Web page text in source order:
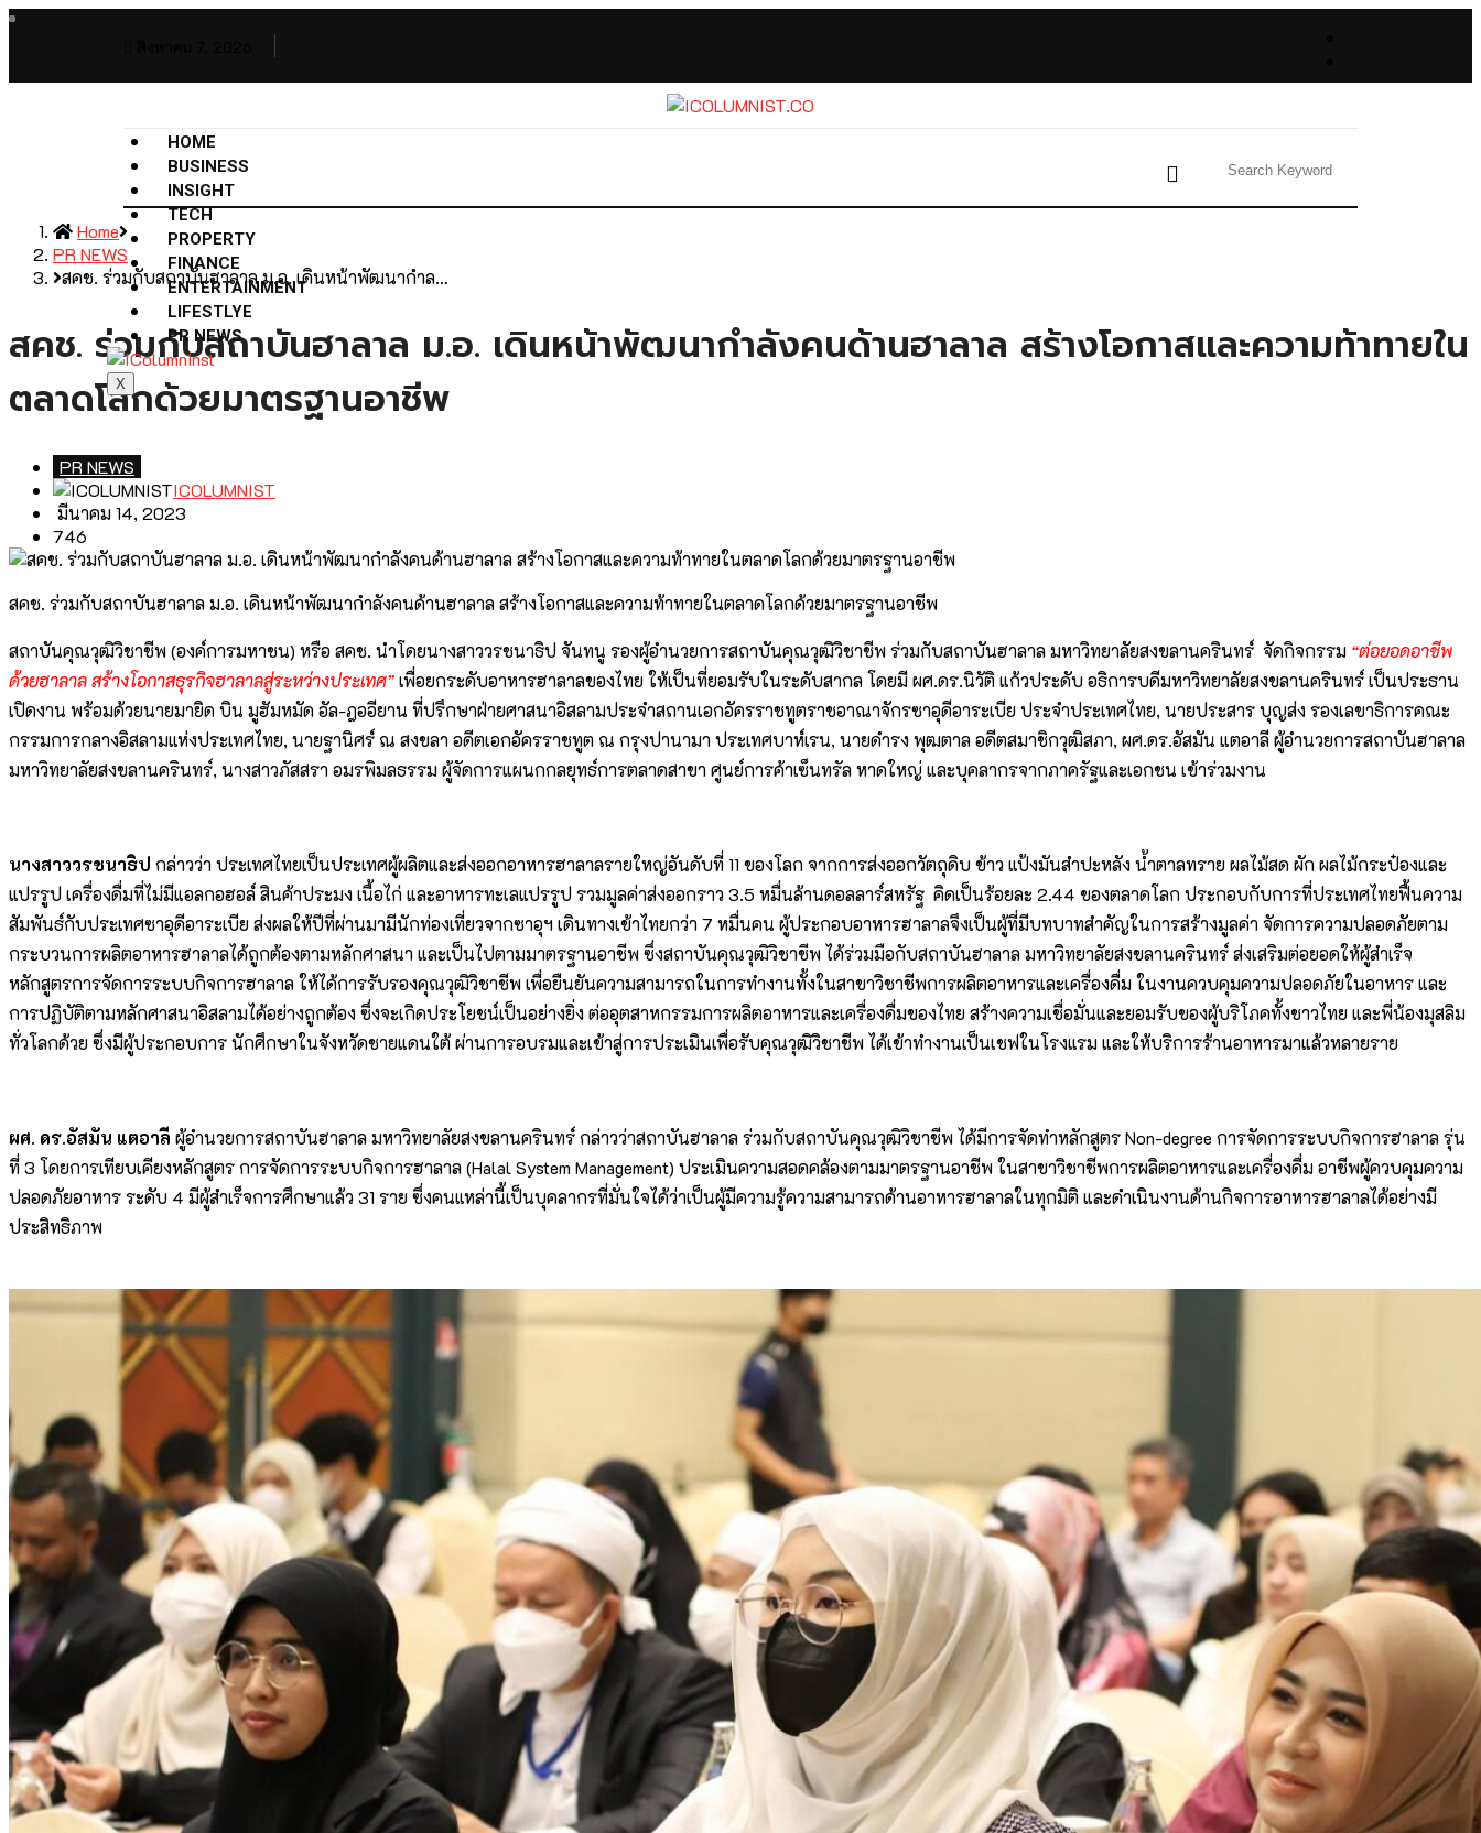
HOME
BUSINESS
INSIGHT
TECH
PROPERTY
FINANCE
ENTERTAINMENT
LIFESTLYE
PR NEWS
X
Home
PR NEWS
สคช. ร่วมกับสถาบันฮาลาล ม.อ. เดินหน้าพัฒนากำล…
สคช. ร่วมกับสถาบันฮาลาล ม.อ. เดินหน้าพัฒนากำลังคนด้านฮาลาล สร้างโอกาสและความท้าทายใน
ตลาดโลกด้วยมาตรฐานอาชีพ
PR NEWS
ICOLUMNIST
มีนาคม 14, 2023
746
สคช. ร่วมกับสถาบันฮาลาล ม.อ. เดินหน้าพัฒนากำลังคนด้านฮาลาล สร้างโอกาสและความท้าทายในตลาดโลกด้วยมาตรฐานอาชีพ
สถาบันคุณวุฒิวิชาชีพ (องค์การมหาชน) หรือ สคช. นำโดยนางสาววรชนาธิป จันทนู รองผู้อำนวยการสถาบันคุณวุฒิวิชาชีพ ร่วมกับสถาบันฮาลาล มหาวิทยาลัยสงขลานครินทร์ จัดกิจกรรม “ต่อยอดอาชีพ
ด้วยฮาลาล สร้างโอกาสธุรกิจฮาลาลสู่ระหว่างประเทศ”เพื่อยกระดับอาหารฮาลาลของไทย ให้เป็นที่ยอมรับในระดับสากล โดยมี ผศ.ดร.นิวัติ แก้วประดับ อธิการบดีมหาวิทยาลัยสงขลานครินทร์ เป็นประธาน
เปิดงาน พร้อมด้วยนายมายิด บิน มูฮัมหมัด อัล-ฎออียาน ที่ปรึกษาฝ่ายศาสนาอิสลามประจำสถานเอกอัครราชทูตราชอาณาจักรซาอุดีอาระเบีย ประจำประเทศไทย, นายประสาร บุญส่ง รองเลขาธิการคณะ
กรรมการกลางอิสลามแห่งประเทศไทย, นายฐานิศร์ ณ สงขลา อดีตเอกอัครราชทูต ณ กรุงปานามา ประเทศบาห์เรน, นายดำรง พุฒตาล อดีตสมาชิกวุฒิสภา, ผศ.ดร.อัสมัน แตอาลี ผู้อำนวยการสถาบันฮาลาล
มหาวิทยาลัยสงขลานครินทร์, นางสาวภัสสรา อมรพิมลธรรม ผู้จัดการแผนกกลยุทธ์การตลาดสาขา ศูนย์การค้าเซ็นทรัล หาดใหญ่ และบุคลากรจากภาครัฐและเอกชน เข้าร่วมงาน
นางสาววรชนาธิป กล่าวว่า ประเทศไทยเป็นประเทศผู้ผลิตและส่งออกอาหารฮาลาลรายใหญ่อันดับที่ 11 ของโลก จากการส่งออกวัตถุดิบ ข้าว แป้งมันสำปะหลัง น้ำตาลทราย ผลไม้สด ผัก ผลไม้กระป๋องและ
แปรรูป เครื่องดื่มที่ไม่มีแอลกอฮอล์ สินค้าประมง เนื้อไก่ และอาหารทะเลแปรรูป รวมมูลค่าส่งออกราว 3.5 หมื่นล้านดอลลาร์สหรัฐ คิดเป็นร้อยละ 2.44 ของตลาดโลก ประกอบกับการที่ประเทศไทยฟื้นความ
สัมพันธ์กับประเทศซาอุดีอาระเบีย ส่งผลให้ปีที่ผ่านมามีนักท่องเที่ยวจากซาอุฯ เดินทางเข้าไทยกว่า 7 หมื่นคน ผู้ประกอบอาหารฮาลาลจึงเป็นผู้ที่มีบทบาทสำคัญในการสร้างมูลค่า จัดการความปลอดภัยตาม
กระบวนการผลิตอาหารฮาลาลได้ถูกต้องตามหลักศาสนา และเป็นไปตามมาตรฐานอาชีพ ซึ่งสถาบันคุณวุฒิวิชาชีพ ได้ร่วมมือกับสถาบันฮาลาล มหาวิทยาลัยสงขลานครินทร์ ส่งเสริมต่อยอดให้ผู้สำเร็จ
หลักสูตรการจัดการระบบกิจการฮาลาล ให้ได้การรับรองคุณวุฒิวิชาชีพ เพื่อยืนยันความสามารถในการทำงานทั้งในสาขาวิชาชีพการผลิตอาหารและเครื่องดื่ม ในงานควบคุมความปลอดภัยในอาหาร และ
การปฏิบัติตามหลักศาสนาอิสลามได้อย่างถูกต้อง ซึ่งจะเกิดประโยชน์เป็นอย่างยิ่ง ต่ออุตสาหกรรมการผลิตอาหารและเครื่องดื่มของไทย สร้างความเชื่อมั่นและยอมรับของผู้บริโภคทั้งชาวไทย และพี่น้องมุสลิม
ทั่วโลกด้วย ซึ่งมีผู้ประกอบการ นักศึกษาในจังหวัดชายแดนใต้ ผ่านการอบรมและเข้าสู่การประเมินเพื่อรับคุณวุฒิวิชาชีพ ได้เข้าทำงานเป็นเชฟในโรงแรม และให้บริการร้านอาหารมาแล้วหลายราย
ผศ. ดร.อัสมัน แตอาลี ผู้อำนวยการสถาบันฮาลาล มหาวิทยาลัยสงขลานครินทร์ กล่าวว่าสถาบันฮาลาล ร่วมกับสถาบันคุณวุฒิวิชาชีพ ได้มีการจัดทำหลักสูตร Non-degree การจัดการระบบกิจการฮาลาล รุ่น
ที่ 3 โดยการเทียบเคียงหลักสูตร การจัดการระบบกิจการฮาลาล (Halal System Management) ประเมินความสอดคล้องตามมาตรฐานอาชีพ ในสาขาวิชาชีพการผลิตอาหารและเครื่องดื่ม อาชีพผู้ควบคุมความ
ปลอดภัยอาหาร ระดับ 4 มีผู้สำเร็จการศึกษาแล้ว 31 ราย ซึ่งคนแหล่านี้เป็นบุคลากรที่มั่นใจได้ว่าเป็นผู้มีความรู้ความสามารถด้านอาหารฮาลาลในทุกมิติ และดำเนินงานด้านกิจการอาหารฮาลาลได้อย่างมี
ประสิทธิภาพ